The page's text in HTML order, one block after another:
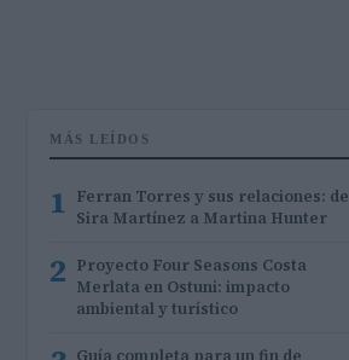
MÁS LEÍDOS
1 Ferran Torres y sus relaciones: de
Sira Martínez a Martina Hunter
2 Proyecto Four Seasons Costa
Merlata en Ostuni: impacto
ambiental y turístico
Guía completa para un fin de